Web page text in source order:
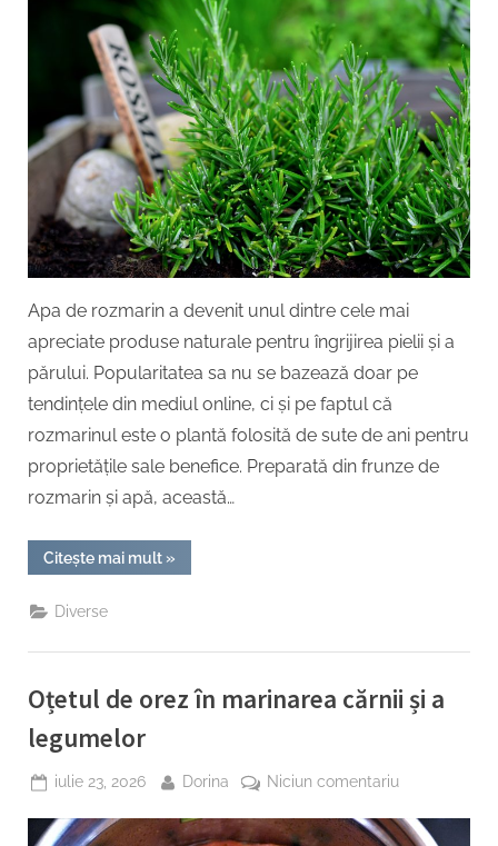
rozmarin
și
beneficiile
sale
pentru
frumusețea
naturală
Apa de rozmarin a devenit unul dintre cele mai
apreciate produse naturale pentru îngrijirea pielii și a
părului. Popularitatea sa nu se bazează doar pe
tendințele din mediul online, ci și pe faptul că
rozmarinul este o plantă folosită de sute de ani pentru
proprietățile sale benefice. Preparată din frunze de
rozmarin și apă, această…
Citește mai mult“Apa
de
pentru
»
Diverse
Oțetul de orez în marinarea cărnii și a
legumelor
Posted
iulie 23, 2026 By
Dorina Niciun comentariula
de